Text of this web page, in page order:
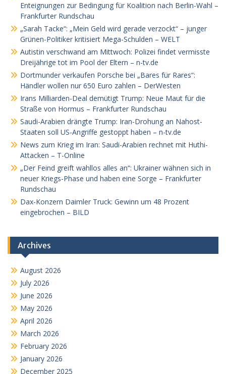
Enteignungen zur Bedingung für Koalition nach Berlin-Wahl –
Frankfurter Rundschau
„Sarah Tacke“: „Mein Geld wird gerade verzockt“ – junger
Grünen-Politiker kritisiert Mega-Schulden – WELT
Autistin verschwand am Mittwoch: Polizei findet vermisste
Dreijährige tot im Pool der Eltern – n-tv.de
Dortmunder verkaufen Porsche bei „Bares für Rares“:
Händler wollen nur 650 Euro zahlen – DerWesten
Irans Milliarden-Deal demütigt Trump: Neue Maut für die
Straße von Hormus – Frankfurter Rundschau
Saudi-Arabien drängte Trump: Iran-Drohung an Nahost-
Staaten soll US-Angriffe gestoppt haben – n-tv.de
News zum Krieg im Iran: Saudi-Arabien rechnet mit Huthi-
Attacken – T-Online
„Der Feind greift wahllos alles an“: Ukrainer wähnen sich in
neuer Kriegs-Phase und haben eine Sorge – Frankfurter
Rundschau
Dax-Konzern Daimler Truck: Gewinn um 48 Prozent
eingebrochen – BILD
Archives
August 2026
July 2026
June 2026
May 2026
April 2026
March 2026
February 2026
January 2026
December 2025